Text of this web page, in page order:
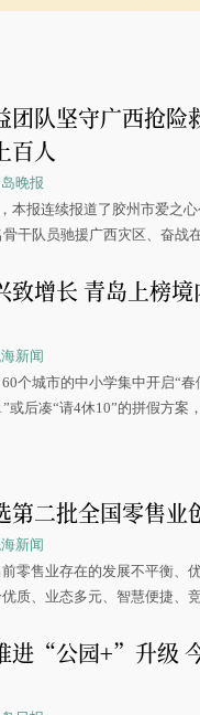
团队坚守广西抢险
百人
晚报
本报连续报道了胶州市爱之
干队员驰援广西灾区、奋战
致增长 青岛上榜
新闻
个城市的中小学集中开启“
或后凑“请4休10”的拼假方案
第二批全国零售业
新闻
零售业存在的发展不平衡、
质、业态多元、智慧便捷、
进“公园+”升级